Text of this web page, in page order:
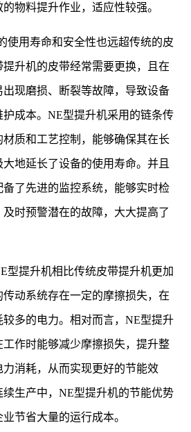
物料提升作业，适应性较强。
使用寿命和安全性也远超传统的皮
升机的皮带经常需要更换，且在
现磨损、断裂等故障，导致设备
成本。NE型提升机采用的链条传
质和工艺控制，能够确保其在长
地延长了设备的使用寿命。并且
了先进的监控系统，能够实时检
时预警潜在的故障，大大提高了
型提升机相比传统皮带提升机更加
动系统存在一定的摩擦损失，在
多的电力。相对而言，NE型提升
作时能够减少摩擦损失，提升整
消耗，从而实现更好的节能效
生产中，NE型提升机的节能优势
节省大量的运行成本。